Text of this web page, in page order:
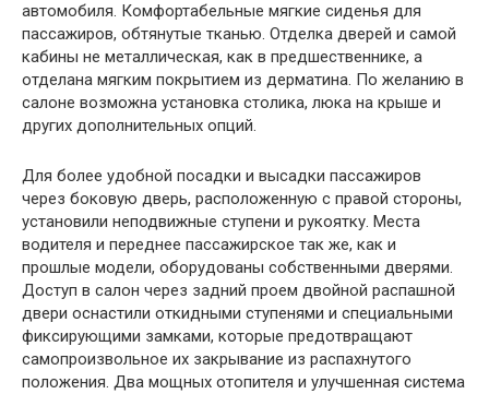
автомобиля. Комфортабельные мягкие сиденья для
пассажиров, обтянутые тканью. Отделка дверей и самой
кабины не металлическая, как в предшественнике, а
отделана мягким покрытием из дерматина. По желанию в
салоне возможна установка столика, люка на крыше и
других дополнительных опций.
Для более удобной посадки и высадки пассажиров
через боковую дверь, расположенную с правой стороны,
установили неподвижные ступени и рукоятку. Места
водителя и переднее пассажирское так же, как и
прошлые модели, оборудованы собственными дверями.
Доступ в салон через задний проем двойной распашной
двери оснастили откидными ступенями и специальными
фиксирующими замками, которые предотвращают
самопроизвольное их закрывание из распахнутого
положения. Два мощных отопителя и улучшенная система